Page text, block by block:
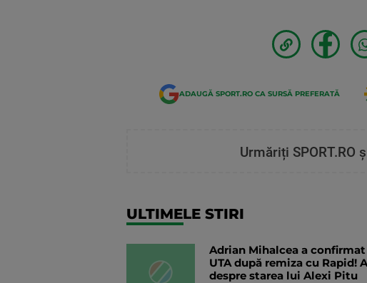
ADAUGĂ SPORT.RO CA SURSĂ PREFERATĂ
Urmăriți SPORT.RO
ULTIMELE STIRI
Adrian Mihalcea a
UTA după remiza cu Rapid!
despre starea lui Alexi Pitu